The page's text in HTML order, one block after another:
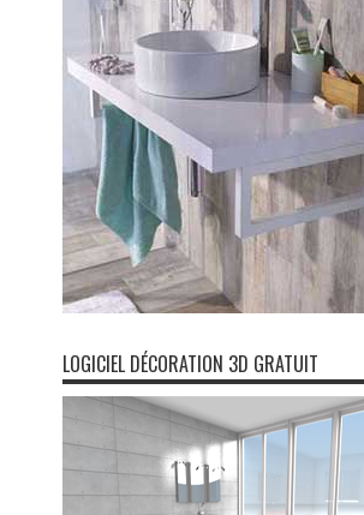
LOGICIEL DÉCORATION 3D GRATUIT